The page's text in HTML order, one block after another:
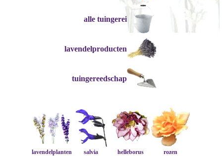
alle tuingerei
lavendelproducten
tuingereedschap
lavendelplanten salvia helleborus rozen